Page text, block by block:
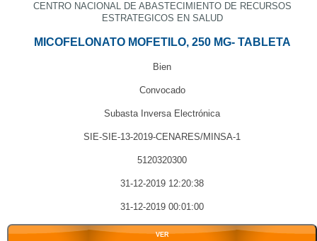
CENTRO NACIONAL DE ABASTECIMIENTO DE RECURSOS
ESTRATEGICOS EN SALUD
MICOFELONATO MOFETILO, 250 MG- TABLETA
Bien
Convocado
Subasta Inversa Electrónica
SIE-SIE-13-2019-CENARES/MINSA-1
5120320300
31-12-2019 12:20:38
31-12-2019 00:01:00
VER